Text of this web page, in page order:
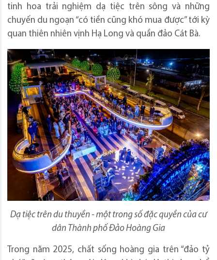
tinh hoa trải nghiệm dạ tiệc trên sông và những
chuyến du ngoạn “có tiền cũng khó mua được” tới kỳ
quan thiên nhiên vịnh Hạ Long và quần đảo Cát Bà.
Dạ tiệc trên du thuyền - một trong số đặc quyền của cư
dân Thành phố Đảo Hoàng Gia
Trong năm 2025, chất sống hoàng gia trên “đảo tỷ